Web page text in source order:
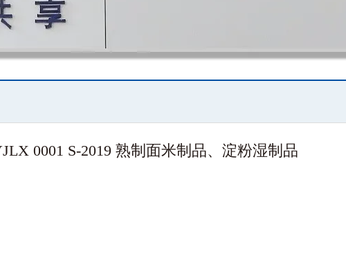
0001 S-2019 熟制面米制品、淀粉湿制品